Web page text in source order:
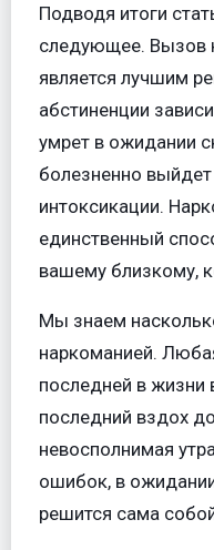
Подводя итоги
следующее. Вызов
является лучшим
абстиненции
умрет в ожидании
болезненно
интоксикации.
единственный
вашему близкому,
Мы знаем
наркоманией.
последней в жизни
последний вздох
невосполнимая
ошибок, в
решится сама